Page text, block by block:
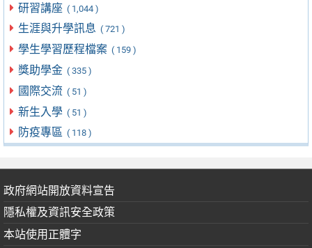
研習講座 ( 1,044 )
生涯與升學訊息 ( 721 )
學生學習歷程檔案 ( 159 )
獎助學金 ( 335 )
國際交流 ( 51 )
新生入學 ( 51 )
防疫專區 ( 118 )
政府網站開放資料宣告
隱私權及資訊安全政策
本站使用正體字